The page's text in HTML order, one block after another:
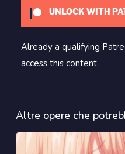
UNLOCK WITH
Already a qualifying
access this content.
Altre opere che